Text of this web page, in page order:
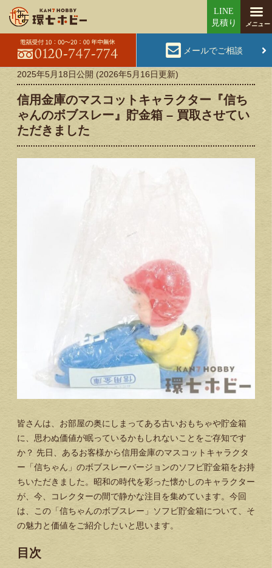
メールでご相談
2025年5月18日公開 (2026年5月16日更新)
信用金庫のマスコットキャラクター『信ち
ゃんのボブスレー』貯金箱 – 買取させてい
ただきました
皆さんは、お部屋の奥にしまってある古いおもちゃや貯金箱
に、思わぬ価値が眠っているかもしれないことをご存知です
か？ 先日、あるお客様から信用金庫のマスコットキャラクタ
ー「信ちゃん」のボブスレーバージョンのソフビ貯金箱をお持
ちいただきました。昭和の時代を彩った懐かしのキャラクター
が、今、コレクターの間で静かな注目を集めています。今回
は、この「信ちゃんのボブスレー」ソフビ貯金箱について、そ
の魅力と価値をご紹介したいと思います。
目次